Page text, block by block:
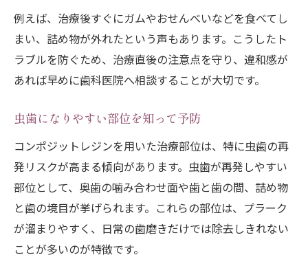
例えば、治療後すぐにガムやおせんべいなどを食べてし
まい、詰め物が外れたという声もあります。こうしたト
ラブルを防ぐため、治療直後の注意点を守り、違和感が
あれば早めに歯科医院へ相談することが大切です。
虫歯になりやすい部位を知って予防
コンポジットレジンを用いた治療部位は、特に虫歯の再
発リスクが高まる傾向があります。虫歯が再発しやすい
部位として、奥歯の噛み合わせ面や歯と歯の間、詰め物
と歯の境目が挙げられます。これらの部位は、プラーク
が溜まりやすく、日常の歯磨きだけでは除去しきれない
ことが多いのが特徴です。